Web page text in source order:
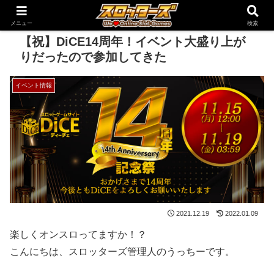
【祝】DiCE14周年！イベント大盛り上が
りだったので参加してきた
イベント情報
2021.12.19 2022.01.09
楽しくオンスロってますか！？
こんにちは、スロッターズ管理人のうっちーです。
メニュー 検索